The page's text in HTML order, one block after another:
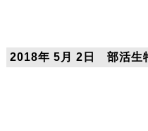
2018年 5月 2日 部活生